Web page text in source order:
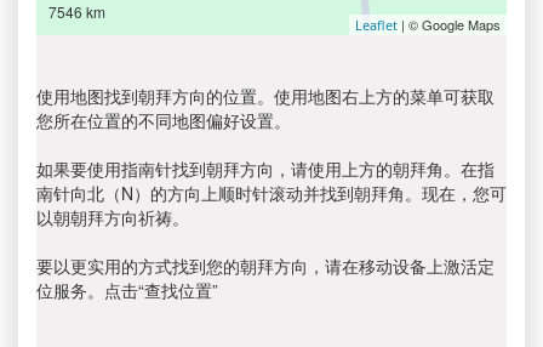
7546 km
Leaflet | © Google Maps
使用地图找到朝拜方向的位置。使用地图右上方的菜单可获取
您所在位置的不同地图偏好设置。
如果要使用指南针找到朝拜方向，请使用上方的朝拜角。在指
南针向北（N）的方向上顺时针滚动并找到朝拜角。现在，您可
以朝朝拜方向祈祷。
要以更实用的方式找到您的朝拜方向，请在移动设备上激活定
位服务。点击“查找位置”